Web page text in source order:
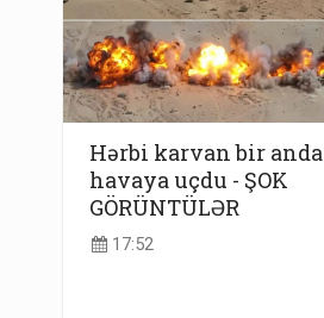
Hərbi karvan bir anda
havaya uçdu - ŞOK
GÖRÜNTÜLƏR
17:52